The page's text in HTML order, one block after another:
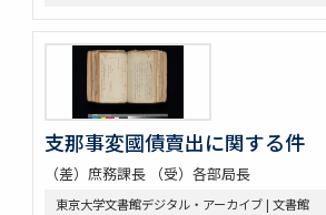
支那事変國債賣出に関する件
（差）庶務課長 （受）各部局長
東京大学文書館デジタル・アーカイブ | 文書館